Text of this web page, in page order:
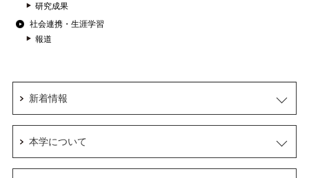
研究成果
社会連携・生涯学習
報道
新着情報
本学について